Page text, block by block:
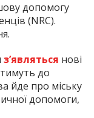
допомогу
(NRC).
з’являться нові
до
йде про міську
допомоги,